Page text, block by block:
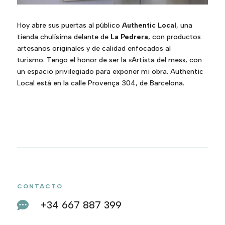
Hoy abre sus puertas al público Authentic Local, una
tienda chulísima delante de La Pedrera, con productos
artesanos originales y de calidad enfocados al
turismo. Tengo el honor de ser la «Artista del mes», con
un espacio privilegiado para exponer mi obra. Authentic
Local está en la calle Provença 304, de Barcelona.
CONTACTO
 +34 667 887 399